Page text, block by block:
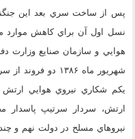
پس از ساخت سري بعد اين
نسل اول آن براي كاهش موارد
هوايي و سازمان صنايع وزارت
شهريور ماه ۱۳۸۶
يكم شكاري نيروي هوايي ارتش
ارتش، سردار سرتيپ پاسدار
نيروهاي مسلح در دولت نهم و